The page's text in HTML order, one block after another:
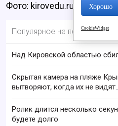
Фото: kirovedu.ru
Популярное на портале
Над Кировской областью
Скрытая камера на пляже
вытворяют, когда их не
Ролик длится несколько
будете долго
Хорошо
CookieWidget